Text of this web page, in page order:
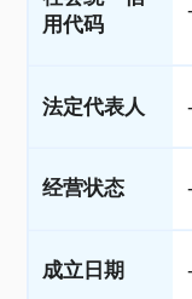
用代码
-
法定代表人 -
经营状态 -
成立日期 -